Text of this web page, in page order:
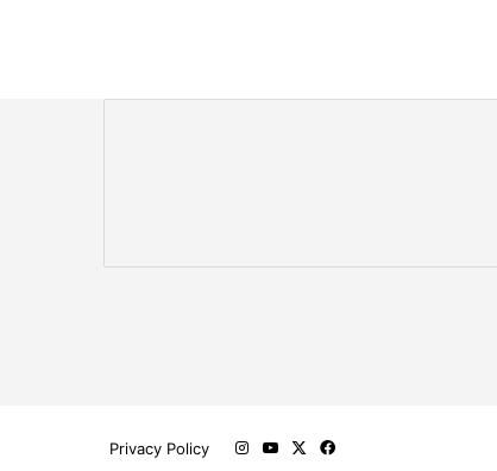
Privacy Policy فيسبوك ‫YouTube
انستقرام